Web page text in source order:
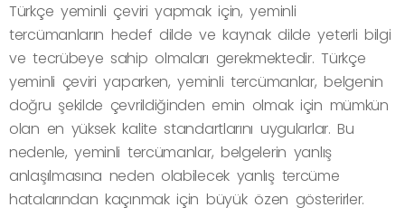
Türkçe yeminli çeviri yapmak için, yeminli
tercümanların hedef dilde ve kaynak dilde yeterli bilgi
ve tecrübeye sahip olmaları gerekmektedir. Türkçe
yeminli çeviri yaparken, yeminli tercümanlar, belgenin
doğru şekilde çevrildiğinden emin olmak için mümkün
olan en yüksek kalite standartlarını uygularlar. Bu
nedenle, yeminli tercümanlar, belgelerin yanlış
anlaşılmasına neden olabilecek yanlış tercüme
hatalarından kaçınmak için büyük özen gösterirler.